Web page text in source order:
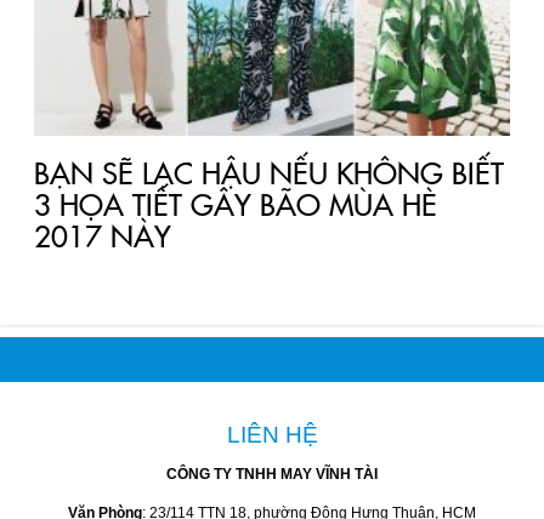
BẠN SẼ LẠC HẬU NẾU KHÔNG BIẾT
3 HỌA TIẾT GÂY BÃO MÙA HÈ
2017 NÀY
LIÊN HỆ
CÔNG TY TNHH MAY VĨNH TÀI
Văn Phòng: 23/114 TTN 18, phường Đông Hưng Thuận, HCM